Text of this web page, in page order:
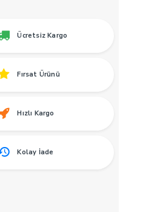
Ücretsiz Kargo
Fırsat Ürünü
Hızlı Kargo
Kolay İade